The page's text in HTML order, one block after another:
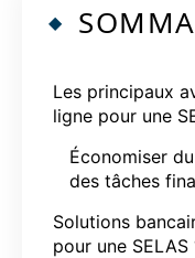
Les principaux
ligne pour une
Économiser
des tâches
Solutions
pour une SELAS